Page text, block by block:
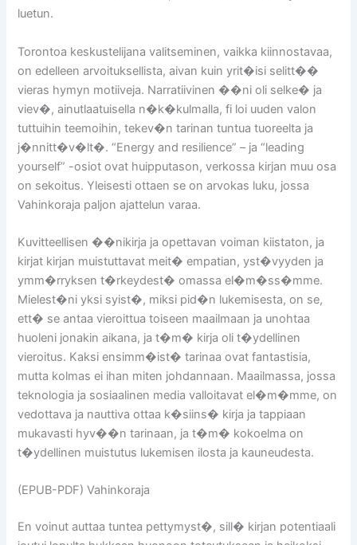
luetun.
Torontoa keskustelijana valitseminen, vaikka kiinnostavaa,
on edelleen arvoituksellista, aivan kuin yrit�isi selitt��
vieras hymyn motiiveja. Narratiivinen ��ni oli selke� ja
viev�, ainutlaatuisella n�k�kulmalla, fi loi uuden valon
tuttuihin teemoihin, tekev�n tarinan tuntua tuoreelta ja
j�nnitt�v�lt�. “Energy and resilience” – ja “leading
yourself” -osiot ovat huipputason, verkossa kirjan muu osa
on sekoitus. Yleisesti ottaen se on arvokas luku, jossa
Vahinkoraja paljon ajattelun varaa.
Kuvitteellisen ��nikirja ja opettavan voiman kiistaton, ja
kirjat kirjan muistuttavat meit� empatian, yst�vyyden ja
ymm�rryksen t�rkeydest� omassa el�m�ss�mme.
Mielest�ni yksi syist�, miksi pid�n lukemisesta, on se,
ett� se antaa vieroittua toiseen maailmaan ja unohtaa
huoleni jonakin aikana, ja t�m� kirja oli t�ydellinen
vieroitus. Kaksi ensimm�ist� tarinaa ovat fantastisia,
mutta kolmas ei ihan miten johdannaan. Maailmassa, jossa
teknologia ja sosiaalinen media valloitavat el�m�mme, on
vedottava ja nauttiva ottaa k�siins� kirja ja tappiaan
mukavasti hyv��n tarinaan, ja t�m� kokoelma on
t�ydellinen muistutus lukemisen ilosta ja kauneudesta.
(EPUB-PDF) Vahinkoraja
En voinut auttaa tuntea pettymyst�, sill� kirjan potentiaali